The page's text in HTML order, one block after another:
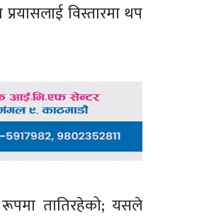
विस्तारमा थप
रूपमा तातिरहेको; यसले